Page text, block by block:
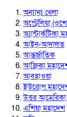
অন্যান্য খেলা
অস্ট্রেলিয়া
অ্যান্টার্কটিকা
আইন-আদালত
আন্তর্জাতিক
আফ্রিকা
আবহাওয়া
ইউরোপ
উত্তর
এশিয়া মহাদেশ